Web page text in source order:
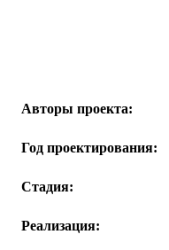
Авторы проекта:
Год проектирования:
Стадия:
Реализация: